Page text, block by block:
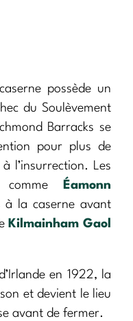
possède un
du Soulèvement
Barracks se
pour plus de
l’insurrection. Les
comme
Éamonn
à la caserne avant
Kilmainham Gaol
en 1922, la
et devient le lieu
avant de fermer.